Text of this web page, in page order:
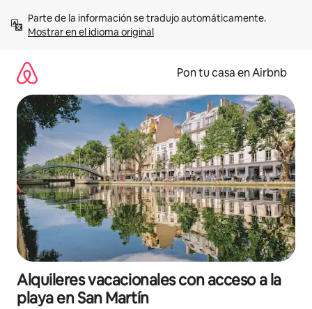
contenidoMostrar en el idioma original
Pon tu casa en Airbnb
Alquileres vacacionales con acceso a la
playa en San Martín